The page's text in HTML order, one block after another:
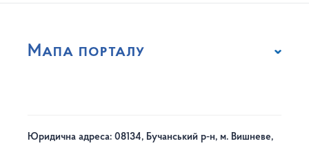
Мапа порталу
Юридична адреса: 08134, Бучанський р-н, м. Вишневе,